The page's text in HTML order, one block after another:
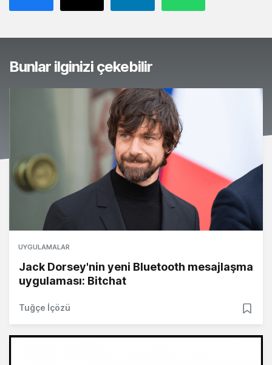
Bunlar ilginizi çekebilir
UYGULAMALAR
Jack Dorsey'nin yeni Bluetooth mesajlaşma
uygulaması: Bitchat
Tuğçe İçözü